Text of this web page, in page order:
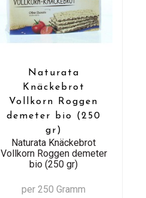
Naturata
Knäckebrot
Vollkorn Roggen
demeter bio (250
gr)
Naturata Knäckebrot
Vollkorn Roggen demeter
bio (250 gr)
per 250 Gramm